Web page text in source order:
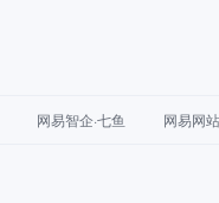
网易智企·七鱼 网易网